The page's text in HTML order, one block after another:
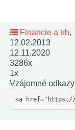
Financie a trh,
12.02.2013
12.11.2020
3286x
1x
Vzájomné
<a href="https://